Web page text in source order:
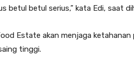
betul betul serius,” kata Edi, saat
Estate akan menjaga
tinggi.